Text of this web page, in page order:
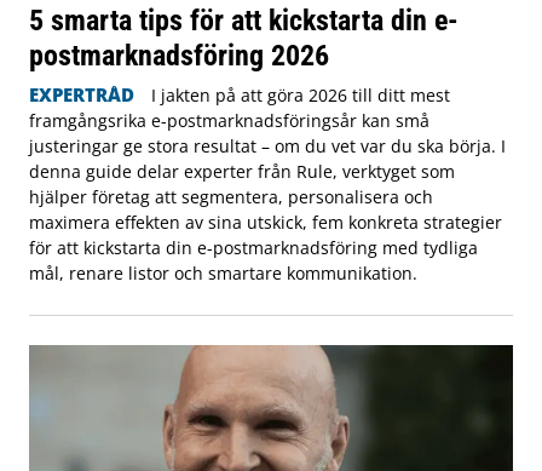
5 smarta tips för att kickstarta din e-
postmarknadsföring 2026
EXPERTRÅD
I jakten på att göra 2026 till ditt mest
framgångsrika e-postmarknadsföringsår kan små
justeringar ge stora resultat – om du vet var du ska börja. I
denna guide delar experter från Rule, verktyget som
hjälper företag att segmentera, personalisera och
maximera effekten av sina utskick, fem konkreta strategier
för att kickstarta din e-postmarknadsföring med tydliga
mål, renare listor och smartare kommunikation.